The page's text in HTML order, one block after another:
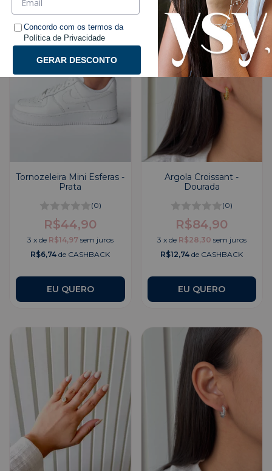
Tornozeleira Mini Esferas -
Prata
(0)
R$44,90
3 x de R$14,97 sem juros
R$6,74 de CASHBACK
Argola Croissant -
Dourada
(0)
R$84,90
3 x de R$28,30 sem juros
R$12,74 de CASHBACK
Concordo com os termos da
Política de Privacidade
GERAR DESCONTO